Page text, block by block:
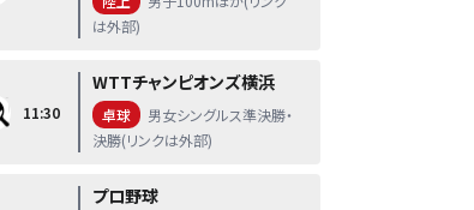
は外部)
11:30
WTTチャンピオンズ横浜
卓球
男女シングルス準決勝・
決勝(リンクは外部)
プロ野球